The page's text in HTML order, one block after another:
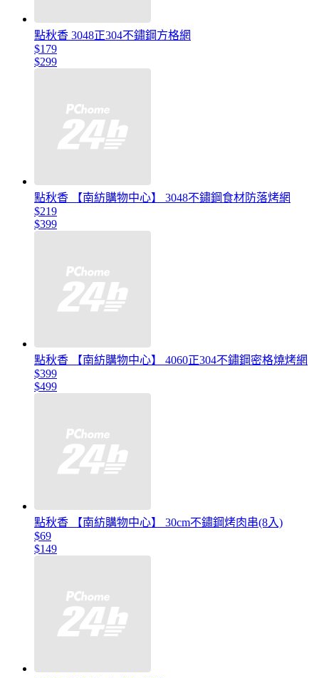
點秋香 3048正304不鏽鋼方格網
$179
$299
點秋香 【南紡購物中心】 3048不鏽鋼食材防落烤網
$219
$399
點秋香 【南紡購物中心】 4060正304不鏽鋼密格燒烤網
$399
$499
點秋香 【南紡購物中心】 30cm不鏽鋼烤肉串(8入)
$69
$149